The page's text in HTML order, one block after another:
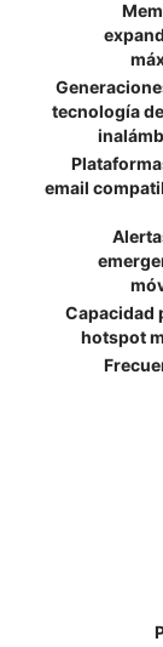
tecnología
email
Capacidad
hotspot